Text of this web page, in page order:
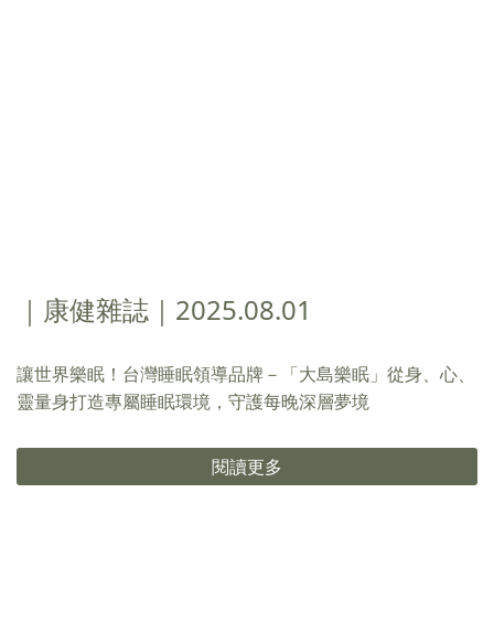
｜康健雜誌｜2025.08.01
讓世界樂眠！台灣睡眠領導品牌－「大島樂眠」從身、心、
靈量身打造專屬睡眠環境，守護每晚深層夢境
閱讀更多